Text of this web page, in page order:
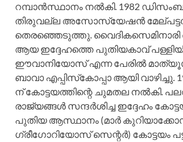
റമ്പാന്‍സ്ഥാനം നല്‍കി. 1982
തിരുവല്ല അസോസ്യേഷന്‍
തെരഞ്ഞെടുത്തു.
ആയ ഇദ്ദേഹത്തെ പുതിയകാവ്‌
ഈവാനിയോസ്‌ എന്ന പേരില്‍
ബാവാ എപ്പിസ്‌കോപ്പാ ആയി വാഴിച്ചു.
ന്‌ കോട്ടയത്തിന്റെ ചുമതല നല്‍കി.
രാജ്യങ്ങള്‍ സന്ദര്‍ശിച്ച ഇദ്ദേഹം
പുതിയ ആസ്ഥാനം (മാര്‍
ഗ്രീഗോറിയോസ്‌ സെന്റര്‍) കോട്ടയം